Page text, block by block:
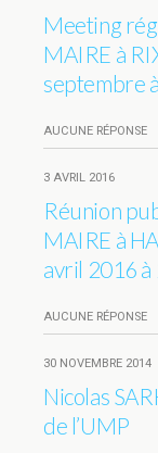
Meeting
MAIRE à
septembre
AUCUNE RÉPONSE
3 AVRIL 2016
Réunion
MAIRE à
avril 2016 à
AUCUNE RÉPONSE
30 NOVEMBRE 2014
Nicolas
de l’UMP